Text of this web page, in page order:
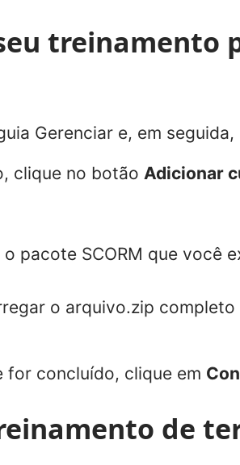
treinamento
Gerenciar e, em
clique no botão Adicionar
pacote SCORM que você
o arquivo.zip completo
for concluído, clique em
de